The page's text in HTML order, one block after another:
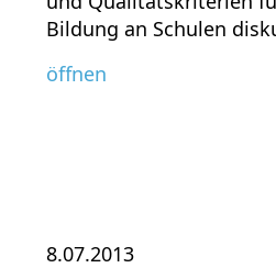
Bildung an Schulen
öffnen
8.07.2013